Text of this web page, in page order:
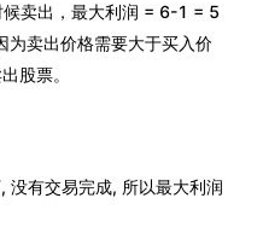
卖出，最大利润 = 6-1 = 5
卖出价格需要大于买入价
股票。
没有交易完成, 所以最大利润